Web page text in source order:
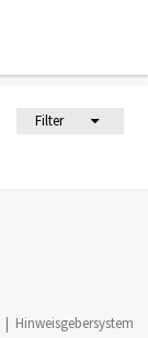
Filter
| Hinweisgebersystem